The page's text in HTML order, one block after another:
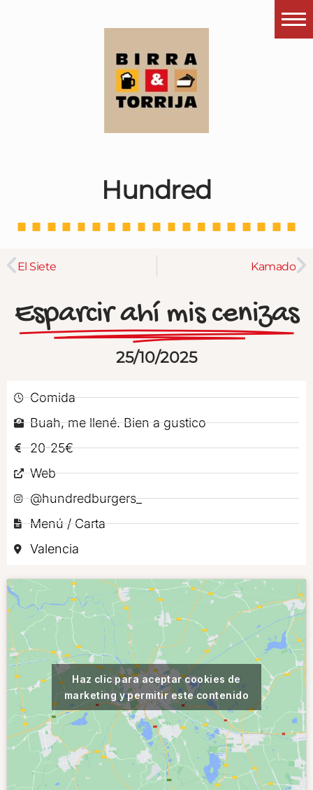
¿Esto que es pués?
Últimas visitas
Todos los garitos
Por el mundo
Contactar
Hundred
El Siete Kamado
Esparcir ahí mis cenizas
25/10/2025
Comida
Buah, me llené. Bien a gustico
20-25€
Web
@hundredburgers_
Menú / Carta
Valencia
Haz clic para aceptar cookies de
marketing y permitir este contenido